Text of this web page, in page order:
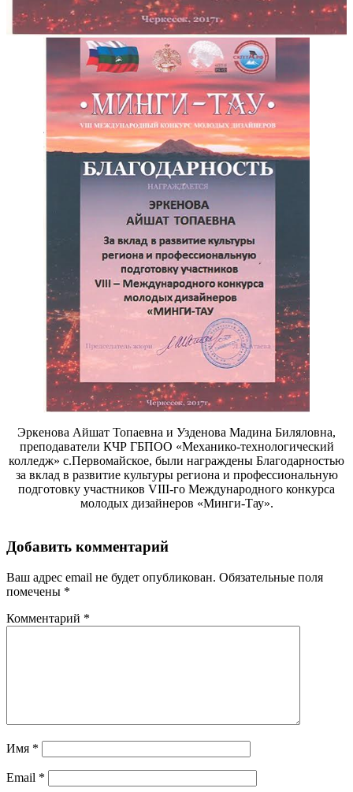
Эркенова Айшат Топаевна и Узденова Мадина Биляловна,
преподаватели КЧР ГБПОО «Механико-технологический
колледж» с.Первомайское, были награждены Благодарностью
за вклад в развитие культуры региона и профессиональную
подготовку участников VIII-го Международного конкурса
молодых дизайнеров «Минги-Тау».
Добавить комментарий
Ваш адрес email не будет опубликован. Обязательные поля
помечены *
Комментарий *
Имя *
Email *